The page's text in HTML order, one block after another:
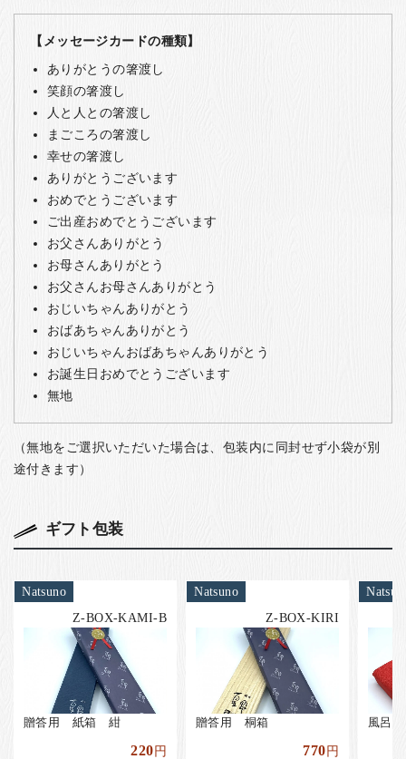
【メッセージカードの種類】
ありがとうの箸渡し
笑顔の箸渡し
人と人との箸渡し
まごころの箸渡し
幸せの箸渡し
ありがとうございます
おめでとうございます
ご出産おめでとうございます
お父さんありがとう
お母さんありがとう
お父さんお母さんありがとう
おじいちゃんありがとう
おばあちゃんありがとう
おじいちゃんおばあちゃんありがとう
お誕生日おめでとうございます
無地
（無地をご選択いただいた場合は、包装内に同封せず小袋が別
途付きます）
ギフト包装
Natsuno
Z-BOX-KAMI-B
贈答用 紙箱 紺
220円
Natsuno
Z-BOX-KIRI
贈答用 桐箱
770円
風呂